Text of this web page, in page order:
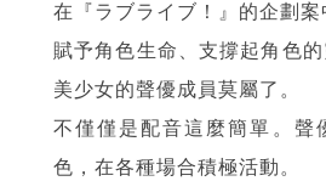
在『ラブライブ！』的企劃案
賦予角色生命、支撐起角色
美少女的聲優成員莫屬了。
不僅僅是配音這麼簡單。聲
色，在各種場合積極活動。